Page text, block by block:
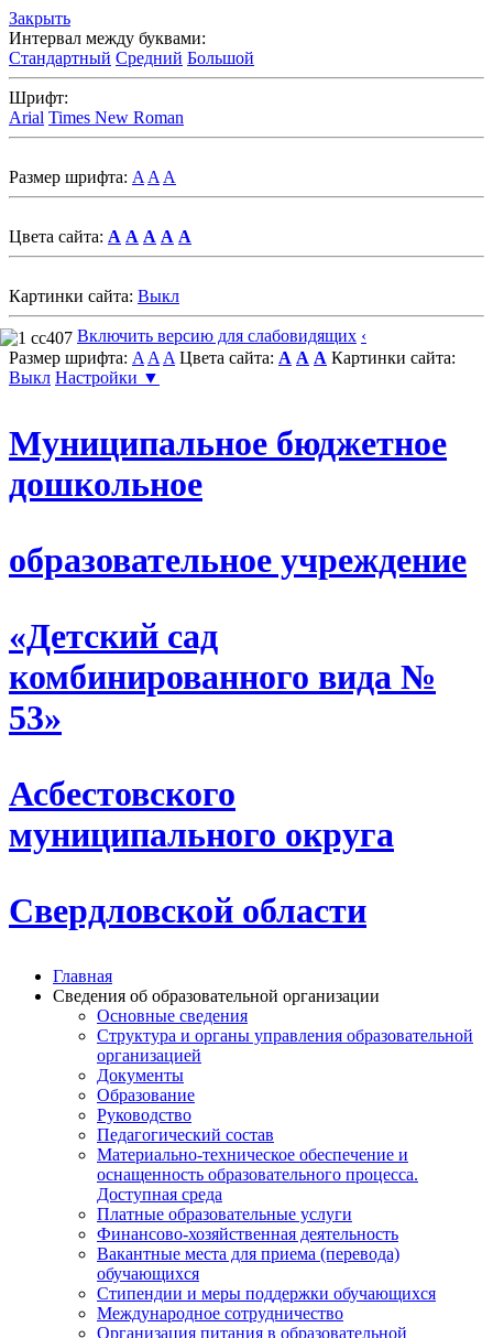
Закрыть
Интервал между буквами:
Стандартный Средний Большой
Шрифт:
Arial Times New Roman
Размер шрифта: A A A
Цвета сайта: A A A A A
Картинки сайта: Выкл
Включить версию для слабовидящих ‹
Размер шрифта: A A A Цвета сайта: A A A Картинки сайта:
Выкл Настройки ▼
Муниципальное бюджетное
дошкольное
образовательное учреждение
«Детский сад
комбинированного вида №
53»
Асбестовского
муниципального округа
Свердловской области
Главная
Сведения об образовательной организации
Основные сведения
Структура и органы управления образовательной
организацией
Документы
Образование
Руководство
Педагогический состав
Материально-техническое обеспечение и
оснащенность образовательного процесса.
Доступная среда
Платные образовательные услуги
Финансово-хозяйственная деятельность
Вакантные места для приема (перевода)
обучающихся
Стипендии и меры поддержки обучающихся
Международное сотрудничество
Организация питания в образовательной